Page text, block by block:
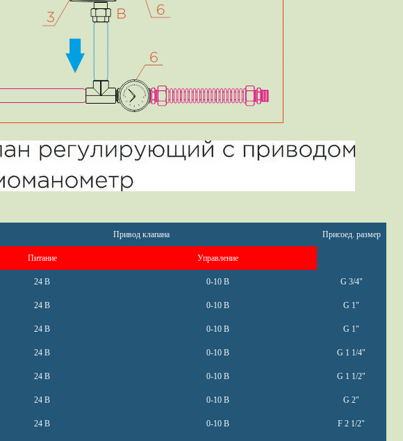
Привод клапана Присоед. размер
Питание Управление
24 В 0-10 В G 3/4"
24 В 0-10 В G 1"
24 В 0-10 В G 1"
24 В 0-10 В G 1 1/4"
24 В 0-10 В G 1 1/2"
24 В 0-10 В G 2"
24 В 0-10 В F 2 1/2"